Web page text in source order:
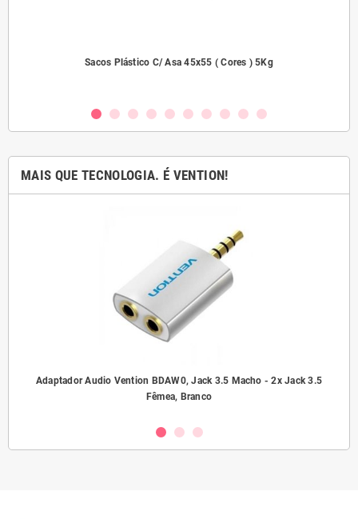
Sacos Plástico C/ Asa 45x55 ( Cores ) 5Kg
MAIS QUE TECNOLOGIA. É VENTION!
Adaptador Audio Vention BDAW0, Jack 3.5 Macho - 2x Jack 3.5
Fêmea, Branco